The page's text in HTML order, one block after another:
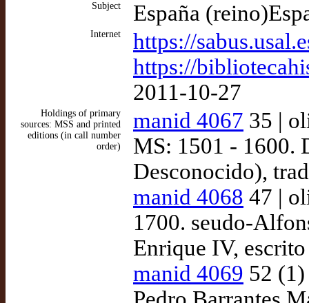
Subject España
Internet
https://
https://
2011-10-27
Holdings of primary
sources: MSS and printed
editions (in call number
order)
manid 4067 35 |
MS: 1501 - 1600.
Desconocido),
manid 4068 47 |
1700. seudo-
Enrique IV,
manid 4069 52